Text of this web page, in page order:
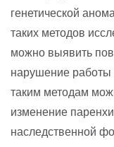
генетической
таких методов
можно выявить
нарушение работы
таким методам
изменение
наследственной